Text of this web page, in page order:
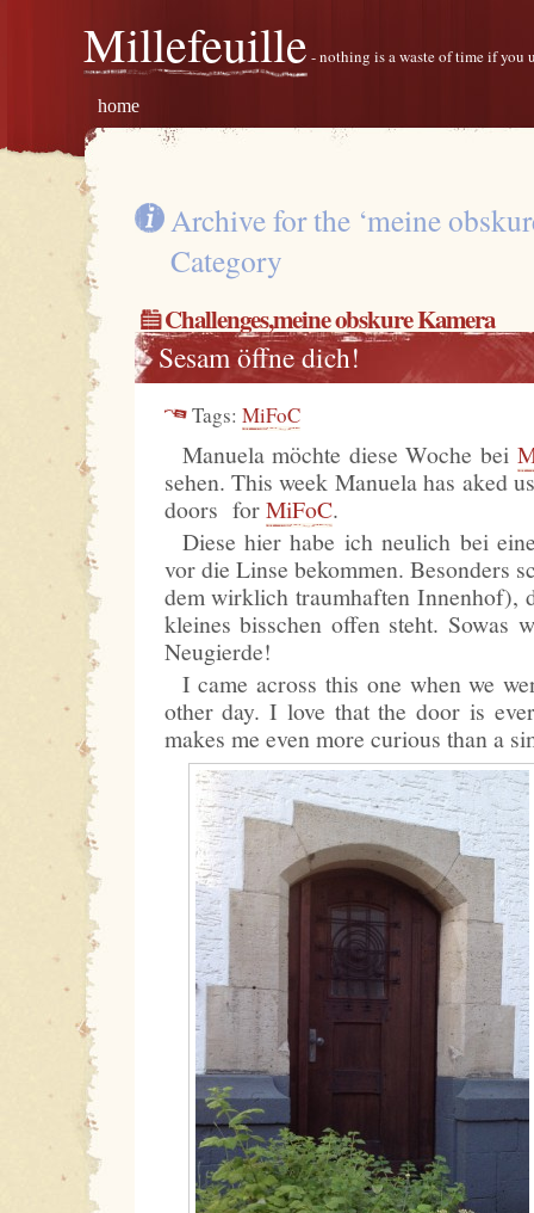
Millefeuille - nothing is a waste of time if you
home
Archive for the ‘meine
Category
Challenges,meine obskure Kamera
Sesam öffne dich!
Tags: MiFoC
Manuela möchte diese Woche bei
sehen. This week Manuela has aked
doors forMiFoC.
Diese hier habe ich neulich bei
vor die Linse bekommen. Besonders
dem wirklich traumhaften Innenhof),
kleines bisschen offen steht. Sowas
Neugierde!
I came across this one when we
other day. I love that the door is
makes me even more curious than a